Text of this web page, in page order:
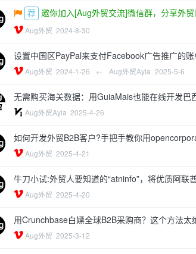
邀你加入[Aug外贸交流]微信群，分享外贸
Aug外贸 2024-8-30
设置中国区PayPal来支付Facebook广告推广的账
Aug外贸 2024-1-26 ← Aug外贸Ayla 2025-5-6
无需购买海关数据：用GuiaMais也能在线开发巴
Aug外贸Ayla 2025-4-26
如何开发外贸B2B客户?手把手教你用
Aug外贸 2025-4-21
牛刀小试:外贸人要知道的“atninfo”，将优质阿联
Aug外贸 2025-4-20
用Crunchbase白嫖全球B2B采购商？这个方法太
Aug外贸 2025-3-12